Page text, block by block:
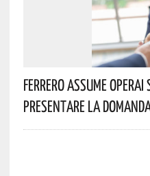
Ferrero Assume Operai
Presentare La